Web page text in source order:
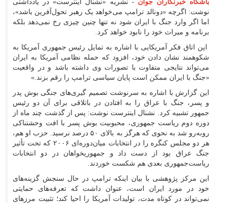
باشگاه خبرنگاران جوان - نشریه «نشنال اینترست» در یادداشتی
نوشت: اگرچه «دونالد ترامپ می‌خواهد یک رهبر تحول‌آفرین باشد»،
اما اگر وارد جنگ با ایران شود نه تنها چنین چیزی رخ نمی‌دهد بلکه
برنامه و میراث خود را نابود خواهد کرد.
این اتاق فکر آمریکایی با اشاره به تمایل رئیس جمهوری آمریکا به
شکوهمند نشان دادن خود، افزود که حمله نظامی آمریکا به ایران
می‌تواند نتایجی متفاوت با تصورات وی داشته باشد و در واقعیت
«جنگ با ایران ممکن است پایان سیاسی ترامپ را رقم بزند.»
این گزارش با اشاره به سرنوشت تصمیم گیری‌های جنگی بوش پدر
و پسر، جنگ با عراق را به افتادن در باتلاقی برای آن دو رئیس
جمهور تشبیه کرد. نشنال اینترست نوشت: پس از گذشت چند ماه از
دوره دوم ریاست جمهوری، محبوبیت بوش پسر با افت وحشتناکی
رو‌به‌رو شد به نحوی که هرگز به بالای ۵۰ درصد نرسید. حزب او هم،
هر دو مجلس کنگره را در انتخابات میان‌دوره‌ای ۲۰۰۶ که تحت تأثیر
جنگ عراق بود از دست داد و جمهوریخواهان در دو انتخابات
ریاست‌جمهوری بعدی هم شکست خوردند.
این مرکز پژوهشی با بیان اینکه ترامپ در حال سنجش گزینه‌های
خود در مورد ایران است، عنوان داشت که تعرفه‌های حمایتی
نمی‌تواند در کوتاه مدت، تولیدات آمریکا را احیا کند؛ تثبیت مرز‌های